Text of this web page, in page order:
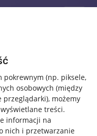
pokrewnym (np. piksele,
osobowych (między
przeglądarki), możemy
treści.
informacji na
nich i przetwarzanie